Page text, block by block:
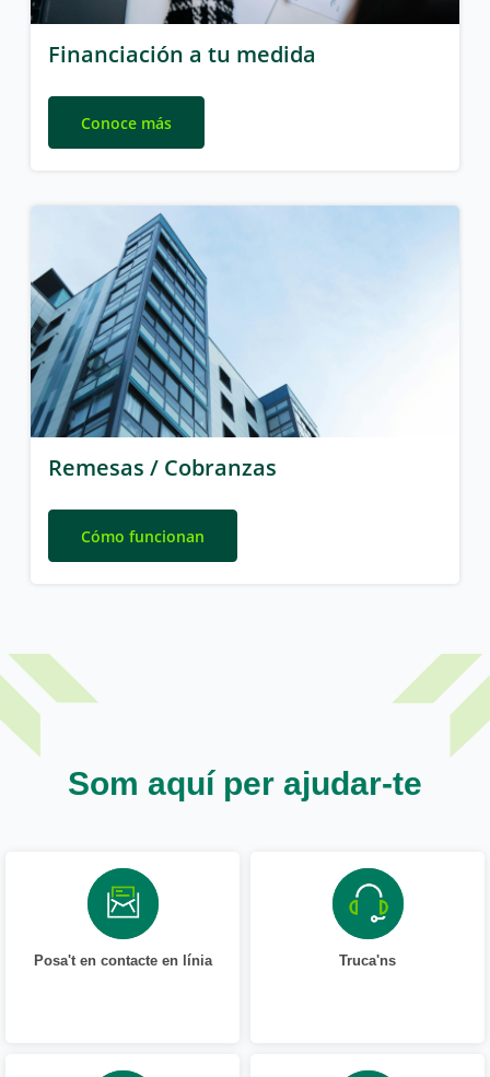
Financiación a tu medida
Conoce más
Remesas / Cobranzas
Cómo funcionan
Som aquí per ajudar-te
Posa't en contacte en línia Truca'ns